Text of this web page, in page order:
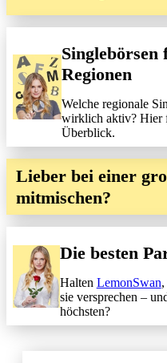
Singlebörsen
Regionen
Welche regionale
wirklich aktiv? Hier
Überblick.
Lieber bei einer
mitmischen?
Die besten
Halten LemonSwan,
sie versprechen –
höchsten?